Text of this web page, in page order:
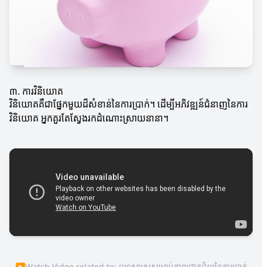
៣. ការវិនិយោគ
វិនិយោគគឺជាផ្នែកមួយដ៏សំខាន់នៃការប្រាក់។ ដើម្បីអភិវឌ្ឍន៍ជំនាញនៃការ
វិនិយោគ អ្នកគួរតែស្វែងរកដំណោះស្រាយនានា។